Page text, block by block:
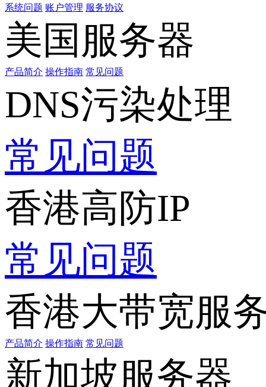
系统问题 账户管理 服务协议
美国服务器
产品简介 操作指南 常见问题
DNS污染处理
常见问题
香港高防IP
常见问题
香港大带宽服
产品简介 操作指南 常见问题
新加坡服务器